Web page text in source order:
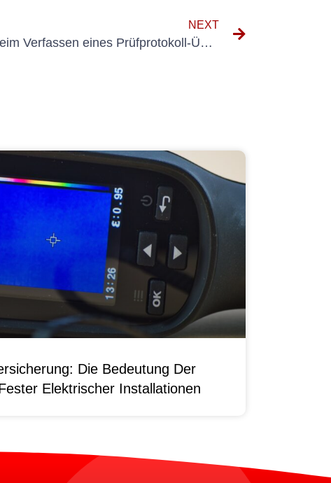
NEXT
Häufige Fehler, die Sie beim Verfassen eines Prüfprotokoll-Übergabeberichts vermeiden sollten
Die Bedeutung Der
Elektrischer Installationen